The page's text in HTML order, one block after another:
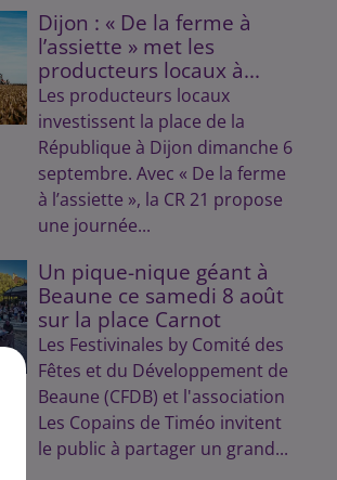
Dijon : « De la ferme à
l’assiette » met les
producteurs locaux à...
Les producteurs locaux
investissent la place de la
République à Dijon dimanche 6
septembre. Avec « De la ferme
à l’assiette », la CR 21 propose
une journée...
Un pique-nique géant à
Beaune ce samedi 8 août
sur la place Carnot
Les Festivinales by Comité des
Fêtes et du Développement de
Beaune (CFDB) et l'association
Les Copains de Timéo invitent
le public à partager un grand...